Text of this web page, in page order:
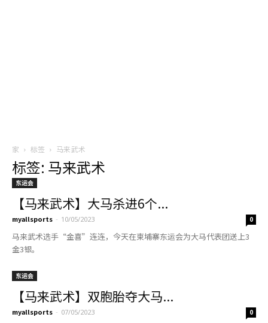
家 标签 马来武术
标签: 马来武术
东运会
【马来武术】大马杀进6个...
myallsports - 10/05/2023 0
马来武术选手“金喜”连连，今天在柬埔寨东运会为大马代表团送上3
金3银。
东运会
【马来武术】双胞胎夺大马...
myallsports - 07/05/2023 0